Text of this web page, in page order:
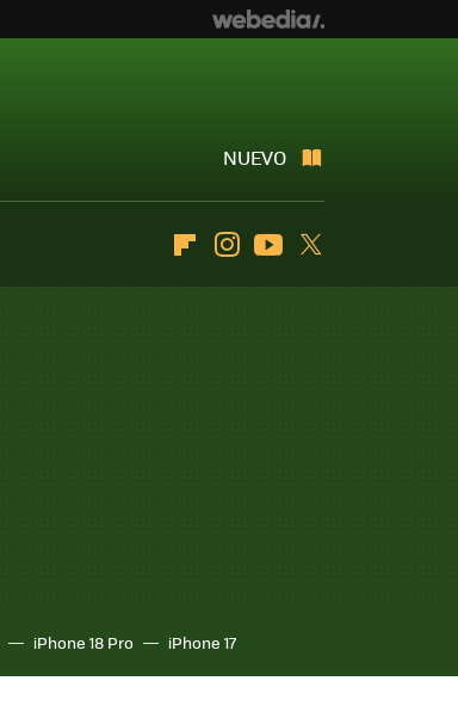
NUEVO
FlipboardInstagramYoutube
iPhone 18 Pro iPhone 17